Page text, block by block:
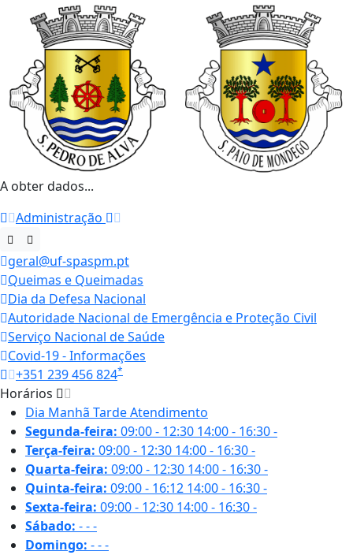
A obter dados...
Administração
geral@uf-spaspm.pt
Queimas e Queimadas
Dia da Defesa Nacional
Autoridade Nacional de Emergência e Proteção Civil
Serviço Nacional de Saúde
Covid-19 - Informações
+351 239 456 824*
Horários
Dia Manhã TardeAtendimento
Segunda-feira: 09:00 - 12:30 14:00 - 16:30-
Terça-feira: 09:00 - 12:30 14:00 - 16:30-
Quarta-feira: 09:00 - 12:30 14:00 - 16:30-
Quinta-feira: 09:00 - 16:12 14:00 - 16:30-
Sexta-feira: 09:00 - 12:30 14:00 - 16:30-
Sábado: ---
Domingo: ---